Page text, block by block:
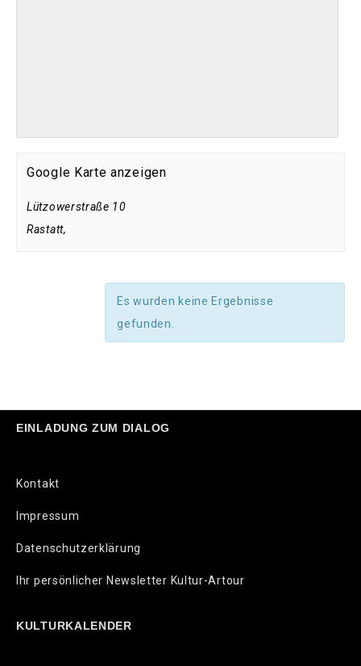
Google Karte anzeigen
Lützowerstraße 10
Rastatt,
Es wurden keine Ergebnisse
gefunden.
EINLADUNG ZUM DIALOG
Kontakt
Impressum
Datenschutzerklärung
Ihr persönlicher Newsletter Kultur-Artour
KULTURKALENDER